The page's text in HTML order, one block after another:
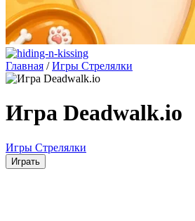
Главная / Игры Стрелялки
Игра Deadwalk.io
Игры Стрелялки
Играть